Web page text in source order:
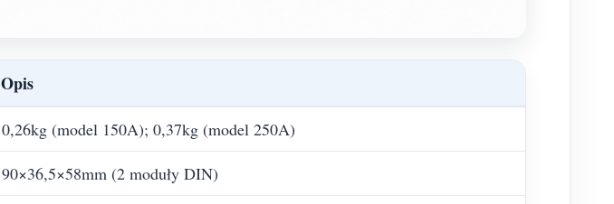
Opis
0,26kg (model 150A); 0,37kg (model 250A)
90×36,5×58mm (2 moduły DIN)